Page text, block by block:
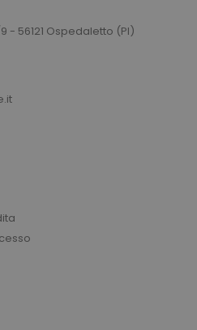
- 56121 Ospedaletto (PI)
necessari consentono le
la gestione dell'account.